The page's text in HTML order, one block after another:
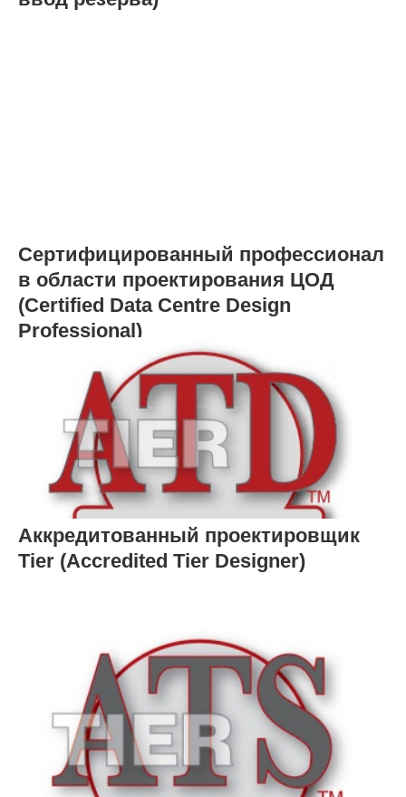
Сертифицированный профессионал
в области проектирования ЦОД
(Certified Data Centre Design
Professional)
Аккредитованный проектировщик
Tier (Accredited Tier Designer)